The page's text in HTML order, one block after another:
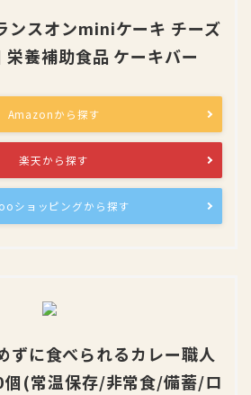
ンスオンminiケーキ チーズ
養補助食品 ケーキバー
Amazonから探す
楽天から探す
ショッピングから探す
ずに食べられるカレー職人
(常温保存/非常食/備蓄/ロ